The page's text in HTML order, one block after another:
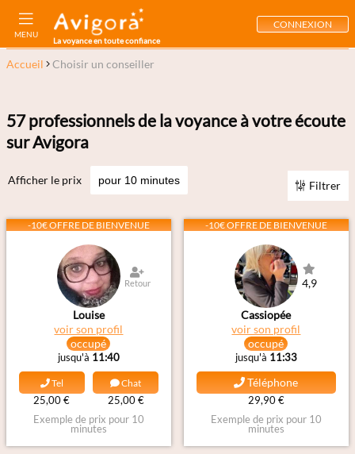
MENU
La voyance en toute confiance
CONNEXION
Accueil Choisir un conseiller
57professionnels de la voyance à votre écoute
sur Avigora
Afficher le prix Filtrer
-10€ OFFRE DE BIENVENUE
Retour
Louise
voir son profil
occupé
jusqu'à 11:40
Tel
25,00 €
Chat
25,00 €
Exemple de prix pour 10
minutes
-10€ OFFRE DE BIENVENUE
4,9
Cassiopée
voir son profil
occupé
jusqu'à 11:33
Téléphone
29,90 €
Exemple de prix pour 10
minutes